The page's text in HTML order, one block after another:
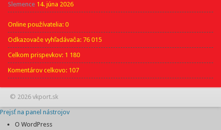
Slemence 14. júna 2026
Online používatelia: 0
Odkazovače vyhľadávača: 76 015
Celkom prispevkov: 1 180
Komentárov celkovo: 107
© 2026 vkport.sk
Prejsť na panel nástrojov
O WordPress